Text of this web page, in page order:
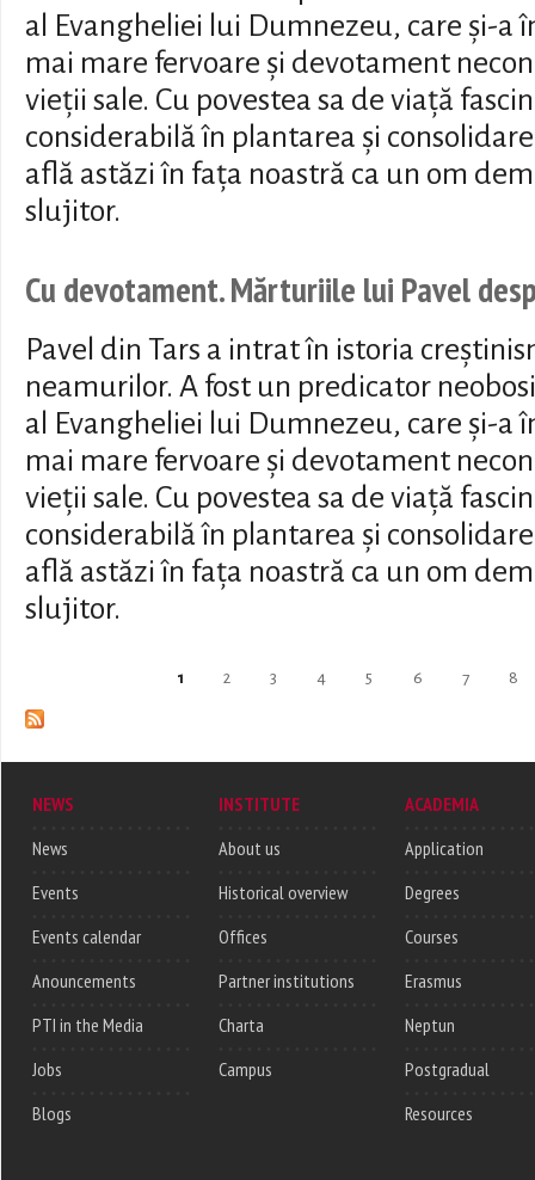
al Evangheliei lui Dumnezeu, care și-a
mai mare fervoare și devotament
vieții sale. Cu povestea sa de viață
considerabilă în plantarea și
află astăzi în fața noastră ca un om
slujitor.
Cu devotament. Mărturiile lui Pavel
Pavel din Tars a intrat în istoria
neamurilor. A fost un predicator
al Evangheliei lui Dumnezeu, care și-a
mai mare fervoare și devotament
vieții sale. Cu povestea sa de viață
considerabilă în plantarea și
află astăzi în fața noastră ca un om
slujitor.
1 2 3 4 5 6 7 8
NEWS
News
Events
Events calendar
Anouncements
PTI in the Media
Jobs
Blogs
INSTITUTE
About us
Historical overview
Offices
Partner institutions
Charta
Campus
ACADEMIA
Application
Degrees
Courses
Erasmus
Neptun
Postgradual
Resources